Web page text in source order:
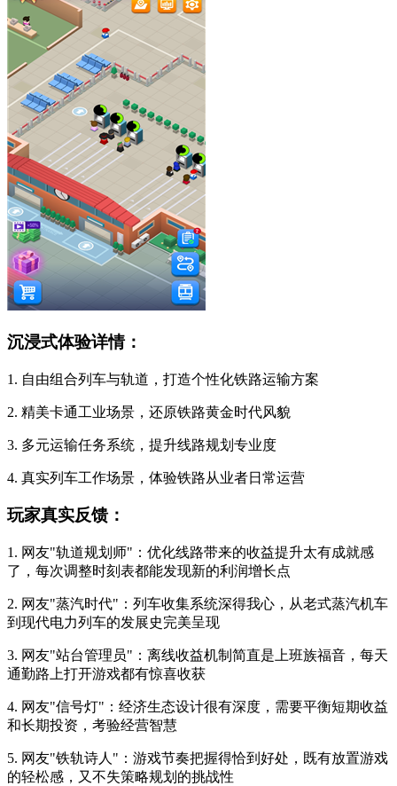
沉浸式体验详情：
1. 自由组合列车与轨道，打造个性化铁路运输方案
2. 精美卡通工业场景，还原铁路黄金时代风貌
3. 多元运输任务系统，提升线路规划专业度
4. 真实列车工作场景，体验铁路从业者日常运营
玩家真实反馈：
1. 网友"轨道规划师"：优化线路带来的收益提升太有成就感
了，每次调整时刻表都能发现新的利润增长点
2. 网友"蒸汽时代"：列车收集系统深得我心，从老式蒸汽机车
到现代电力列车的发展史完美呈现
3. 网友"站台管理员"：离线收益机制简直是上班族福音，每天
通勤路上打开游戏都有惊喜收获
4. 网友"信号灯"：经济生态设计很有深度，需要平衡短期收益
和长期投资，考验经营智慧
5. 网友"铁轨诗人"：游戏节奏把握得恰到好处，既有放置游戏
的轻松感，又不失策略规划的挑战性